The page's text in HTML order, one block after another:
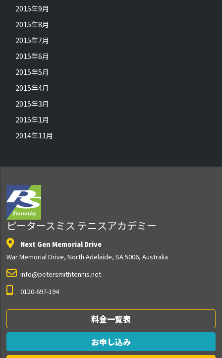
2015年9月
2015年8月
2015年7月
2015年6月
2015年5月
2015年4月
2015年3月
2015年1月
2014年11月
ピータースミス テニスアカデミー
Next Gen Memorial Drive
War Memorial Drive, North Adelaide, SA 5006, Australia
info@petersmithtennis.net
0120-697-194
料金一覧表
お申し込み